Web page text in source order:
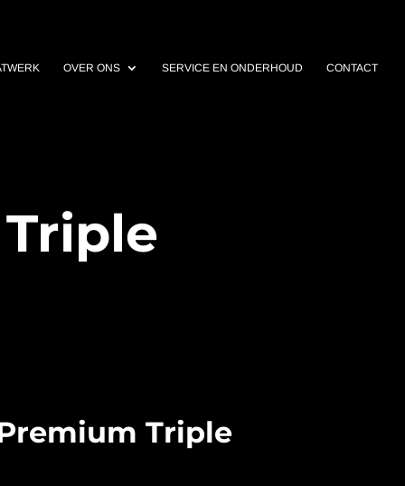
OVER ONS SERVICE EN ONDERHOUD CONTACT
Triple